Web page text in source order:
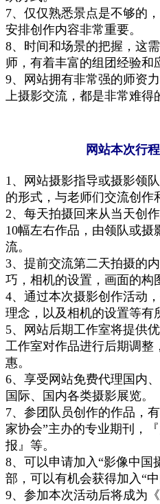
7、 仅仅熟悉景点是不够的，
安排创作内容非常重要。
8、时间和场景的把握， 这
师，有着丰富的组团经验和
9、网站拥有非常强的师资
上摄影交流， 都是非常难得
网站本次行
1、
网站摄影指导或摄影领
的形式，与老师们交流创作
2、 每天拍摄回来从当天创
10幅左右作品，由领队或摄
流。
3、提前交流第二天拍摄的
巧，相机的设置，画面的构
4、通过本次摄影创作活动
理念 ，以及相机的设置等有
5、
网站后期工作室将提供
工作室对作品进行后期调整
惠。
6、 享受 网站免费代理国内
国际、
国内各类摄影展览。
7、参团队员创作的作品，
家协会”主办的专业期刊，
报』等。
8、可以申请加入“影像中国
部，可以有机会获得加入“
9、参加本次活动后将成为